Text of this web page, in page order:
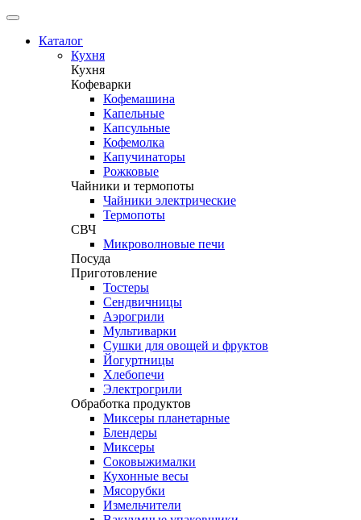
Каталог
Кухня
Кухня
Кофеварки
Кофемашина
Капельные
Капсульные
Кофемолка
Капучинаторы
Рожковые
Чайники и термопоты
Чайники электрические
Термопоты
СВЧ
Микроволновые печи
Посуда
Приготовление
Тостеры
Сендвичницы
Аэрогрили
Мультиварки
Сушки для овощей и фруктов
Йогуртницы
Хлебопечи
Электрогрили
Обработка продуктов
Миксеры планетарные
Блендеры
Миксеры
Соковыжималки
Кухонные весы
Мясорубки
Измельчители